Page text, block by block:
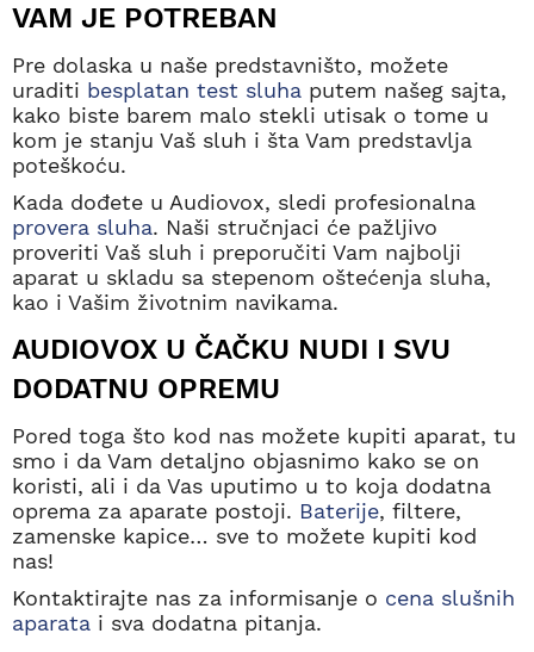
VAM JE POTREBAN
Pre dolaska u naše predstavništo, možete
uraditi besplatan test sluha putem našeg sajta,
kako biste barem malo stekli utisak o tome u
kom je stanju Vaš sluh i šta Vam predstavlja
poteškoću.
Kada dođete u Audiovox, sledi profesionalna
provera sluha. Naši stručnjaci će pažljivo
proveriti Vaš sluh i preporučiti Vam najbolji
aparat u skladu sa stepenom oštećenja sluha,
kao i Vašim životnim navikama.
AUDIOVOX U ČAČKU NUDI I SVU
DODATNU OPREMU
Pored toga što kod nas možete kupiti aparat, tu
smo i da Vam detaljno objasnimo kako se on
koristi, ali i da Vas uputimo u to koja dodatna
oprema za aparate postoji. Baterije, filtere,
zamenske kapice… sve to možete kupiti kod
nas!
Kontaktirajte nas za informisanje o cena slušnih
aparata i sva dodatna pitanja.